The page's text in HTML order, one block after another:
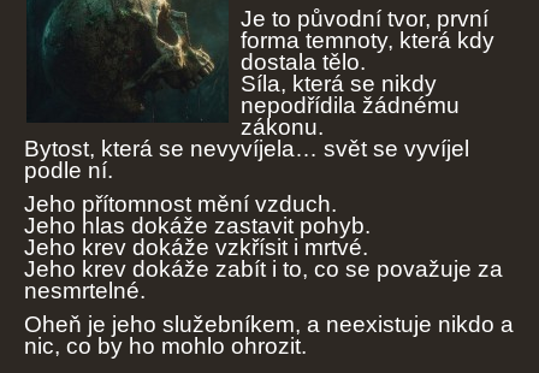
Je to původní tvor, první
forma temnoty, která kdy
dostala tělo.
Síla, která se nikdy
nepodřídila žádnému
zákonu.
Bytost, která se nevyvíjela… svět se vyvíjel
podle ní.
Jeho přítomnost mění vzduch.
Jeho hlas dokáže zastavit pohyb.
Jeho krev dokáže vzkřísit i mrtvé.
Jeho krev dokáže zabít i to, co se považuje za
nesmrtelné.
Oheň je jeho služebníkem, a neexistuje nikdo a
nic, co by ho mohlo ohrozit.